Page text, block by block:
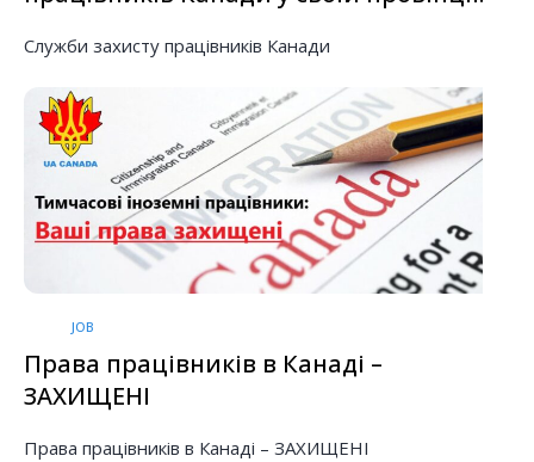
Служби захисту працівників Канади
JOB
Права працівників в Канаді –
ЗАХИЩЕНІ
Права працівників в Канаді – ЗАХИЩЕНІ